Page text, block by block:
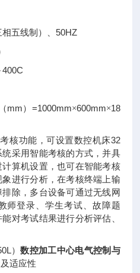
相五线制）、50HZ
400C
mm） =1000mm×600mm×18
核功能，可设置数控机床32
采用智能考核的方式，并具
算机设置，也可在智能考核
进行分析，在考核终端上输
除，多台设备可通过无线网
师登录、学生考试、故障题
对考试结果进行分析评估、
）数控加工中心电气控制与
适应性